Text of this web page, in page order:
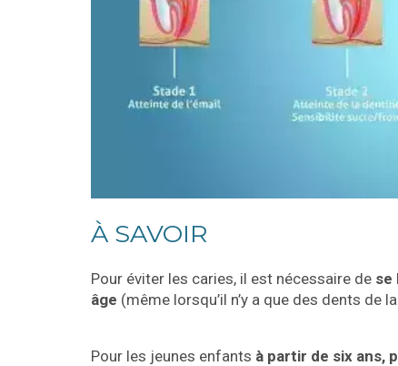
À SAVOIR
Pour éviter les caries, il est nécessaire de se
âge (même lorsqu’il n’y a que des dents de
Pour les jeunes enfants à partir de six ans,